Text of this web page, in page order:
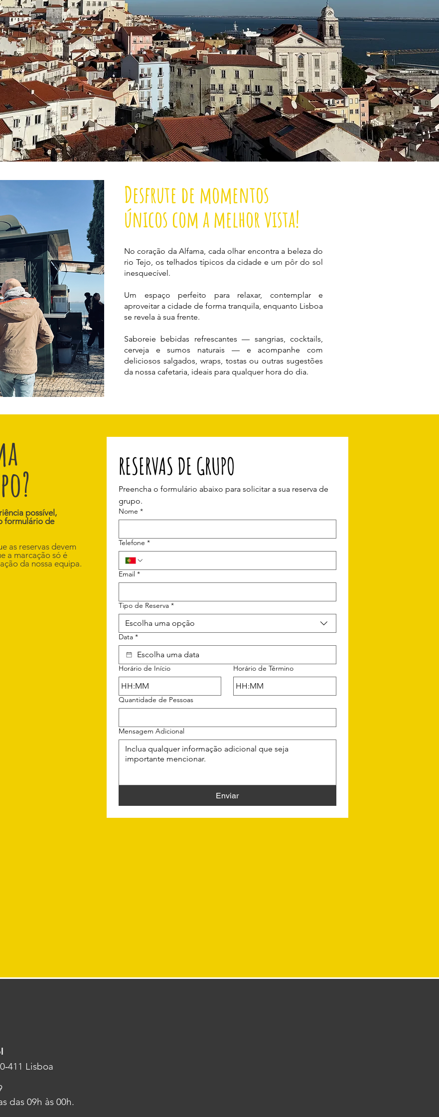
Desfrute de momentos
únicos com a melhor vista!
No coração da Alfama, cada olhar encontra a beleza do
rio Tejo, os telhados típicos da cidade e um pôr do sol
inesquecível.
Um espaço perfeito para relaxar, contemplar e
aproveitar a cidade de forma tranquila, enquanto Lisboa
se revela à sua frente.
Saboreie bebidas refrescantes — sangrias, cocktails,
cerveja e sumos naturais — e acompanhe com
deliciosos salgados, wraps, tostas ou outras sugestões
da nossa cafetaria, ideais para qualquer hora do dia.
possível,
formulário de
as reservas devem
a marcação só é
da nossa equipa.
RESERVAS DE GRUPO
Preencha o formulário abaixo para solicitar a sua reserva de
Nome *
Telefone *
Email *
Tipo de Reserva *
Escolha uma opção
Data *
Horário de Início
:
Horário de Término
:
Quantidade de Pessoas
Mensagem Adicional
Enviar
Lisboa
das 09h às 00h.